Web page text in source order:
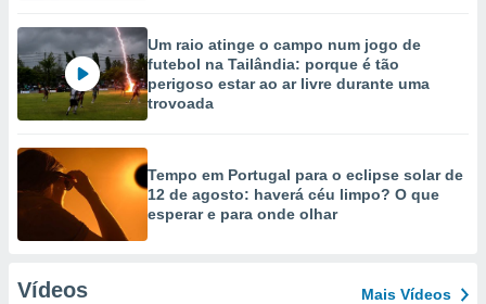
Um raio atinge o campo num jogo de
futebol na Tailândia: porque é tão
perigoso estar ao ar livre durante uma
trovoada
Tempo em Portugal para o eclipse solar de
12 de agosto: haverá céu limpo? O que
esperar e para onde olhar
Vídeos Mais Vídeos